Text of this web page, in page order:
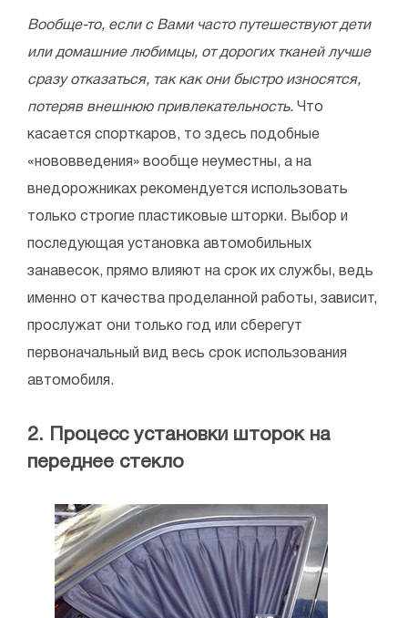
Вообще-то, если с Вами часто путешествуют дети
или домашние любимцы, от дорогих тканей лучше
сразу отказаться, так как они быстро износятся,
потеряв внешнюю привлекательность. Что
касается спорткаров, то здесь подобные
«нововведения» вообще неуместны, а на
внедорожниках рекомендуется использовать
только строгие пластиковые шторки. Выбор и
последующая установка автомобильных
занавесок, прямо влияют на срок их службы, ведь
именно от качества проделанной работы, зависит,
прослужат они только год или сберегут
первоначальный вид весь срок использования
автомобиля.
2. Процесс установки шторок на
переднее стекло